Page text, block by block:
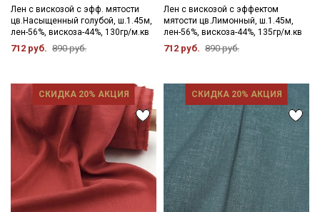
Уход:
- стирка до 40С;
- сушить в подвешенном и расправленном состоянии, не
пересушивать;
Цветопередача (тон) может отличаться от оригинального
цвета ткани в зависимости от настроек вашего монитора и в
зависимости от партии.
Лен с вискозой с эфф. мятости
цв.Насыщенный голубой, ш.1.45м,
лен-56%, вискоза-44%, 130гр/м.кв
712 руб. 890 руб.
Лен с вискозой с эффектом
мятости цв.Лимонный, ш.1.45м,
лен-56%, вискоза-44%, 135гр/м.кв
712 руб. 890 руб.
СКИДКА 20% АКЦИЯ СКИДКА 20% АКЦИЯ
Секретная рассылка от Купава
Мы публикуем здесь дополнительные
промокоды и скидки до 30% на узкие
категории тканей